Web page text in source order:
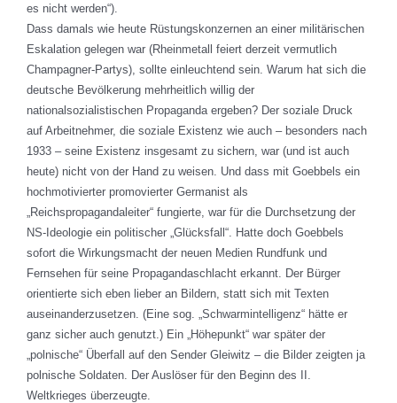
es nicht werden“).
Dass damals wie heute Rüstungskonzernen an einer militärischen
Eskalation gelegen war (Rheinmetall feiert derzeit vermutlich
Champagner-Partys), sollte einleuchtend sein. Warum hat sich die
deutsche Bevölkerung mehrheitlich willig der
nationalsozialistischen Propaganda ergeben? Der soziale Druck
auf Arbeitnehmer, die soziale Existenz wie auch – besonders nach
1933 – seine Existenz insgesamt zu sichern, war (und ist auch
heute) nicht von der Hand zu weisen. Und dass mit Goebbels ein
hochmotivierter promovierter Germanist als
„Reichspropagandaleiter“ fungierte, war für die Durchsetzung der
NS-Ideologie ein politischer „Glücksfall“. Hatte doch Goebbels
sofort die Wirkungsmacht der neuen Medien Rundfunk und
Fernsehen für seine Propagandaschlacht erkannt. Der Bürger
orientierte sich eben lieber an Bildern, statt sich mit Texten
auseinanderzusetzen. (Eine sog. „Schwarmintelligenz“ hätte er
ganz sicher auch genutzt.) Ein „Höhepunkt“ war später der
„polnische“ Überfall auf den Sender Gleiwitz – die Bilder zeigten ja
polnische Soldaten. Der Auslöser für den Beginn des II.
Weltkrieges überzeugte.